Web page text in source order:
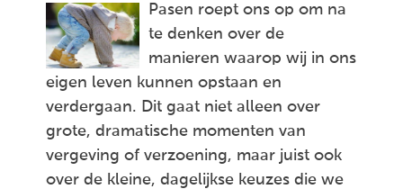
Pasen roept ons op om na
te denken over de
manieren waarop wij in ons
eigen leven kunnen opstaan en
verdergaan. Dit gaat niet alleen over
grote, dramatische momenten van
vergeving of verzoening, maar juist ook
over de kleine, dagelijkse keuzes die we